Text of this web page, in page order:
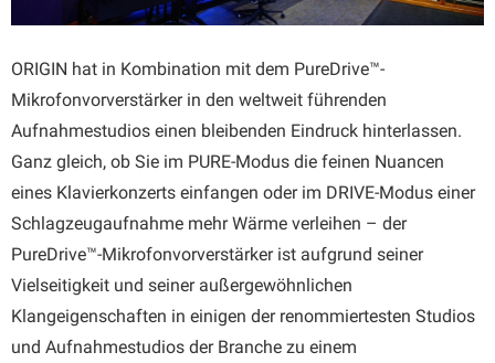
ORIGIN hat in Kombination mit dem PureDrive™-
Mikrofonvorverstärker in den weltweit führenden
Aufnahmestudios einen bleibenden Eindruck hinterlassen.
Ganz gleich, ob Sie im PURE-Modus die feinen Nuancen
eines Klavierkonzerts einfangen oder im DRIVE-Modus einer
Schlagzeugaufnahme mehr Wärme verleihen – der
PureDrive™-Mikrofonvorverstärker ist aufgrund seiner
Vielseitigkeit und seiner außergewöhnlichen
Klangeigenschaften in einigen der renommiertesten Studios
und Aufnahmestudios der Branche zu einem